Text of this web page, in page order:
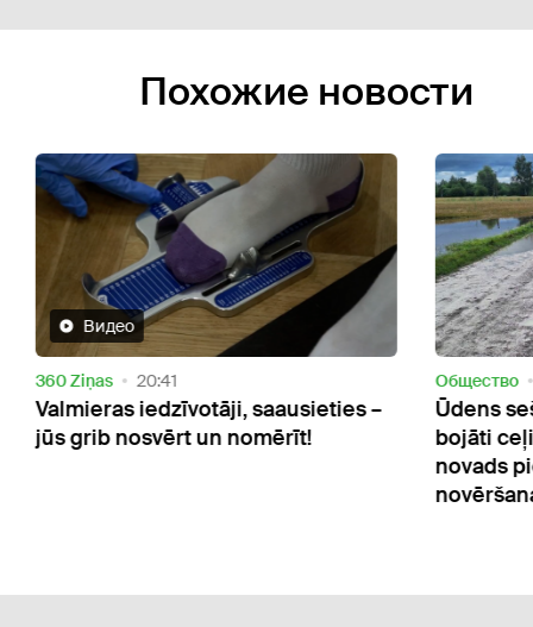
Похожие новости
saausieties –
nomērīt!
Ūdens sešreiz pārsniedzis
bojāti ceļi un muzeja krājumi:
novads piešķir naudu plūdu